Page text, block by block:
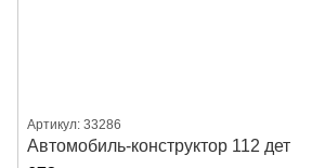
Артикул: 33286
Автомобиль-конструктор 112 дет